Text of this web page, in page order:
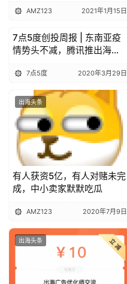
分
案
例
解
操
盘
手
C
l
b
干
货
AMZ123 2021年1月15日
出海头条
7点5度创投周报 | 东南亚疫
情势头不减，腾讯推出海外
献25%的年薪补贴网约车司
7点5度 2020年3月29日
出海头条
有人获资5亿，有人对赌未完
成，中小卖家默默吃瓜
AMZ123 2020年7月9日
出海头条